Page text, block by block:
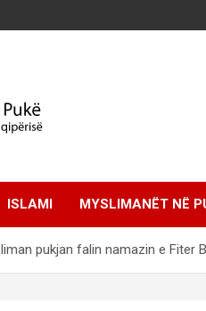
ISLAMI MYSLIMANËT NË
pukjan falin namazin e Fiter